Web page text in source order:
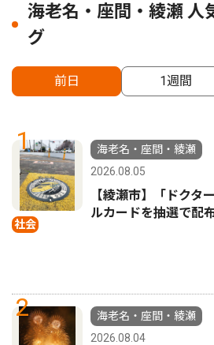
海老名・座間・綾瀬 人
グ
前日 1週間
1
社会
海老名・座間・綾瀬
2026.08.05
【綾瀬市】「ドクタ
ルカードを抽選で配
2
海老名・座間・綾瀬
2026.08.04